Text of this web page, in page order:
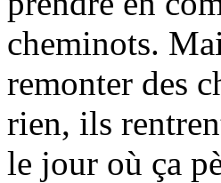
cheminots.
remonter des
rien, ils
le jour où ça